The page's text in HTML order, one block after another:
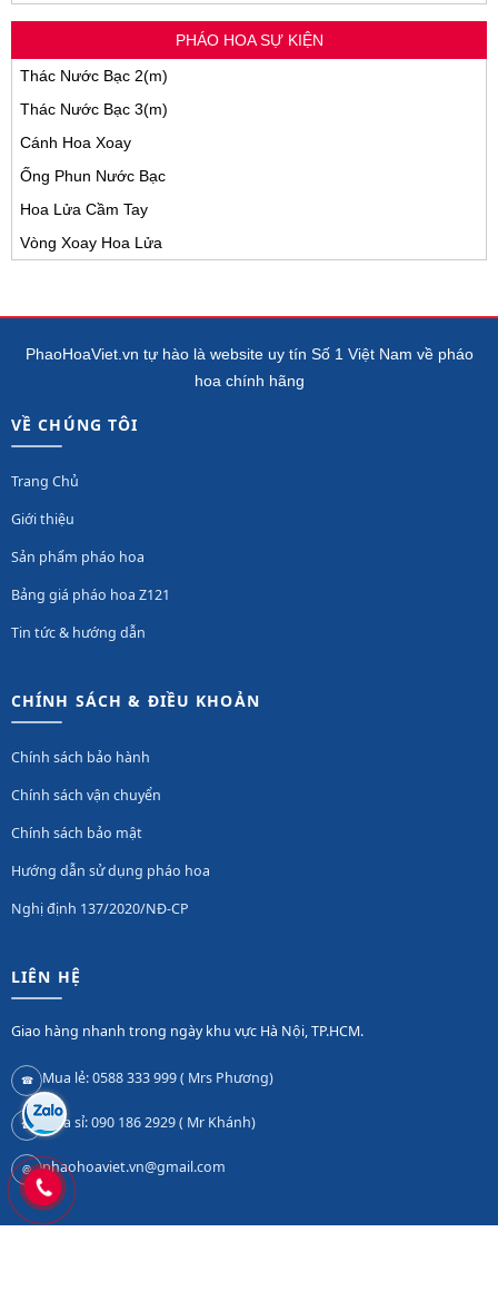
PHÁO HOA SỰ KIỆN
Thác Nước Bạc 2(m)
Thác Nước Bạc 3(m)
Cánh Hoa Xoay
Ống Phun Nước Bạc
Hoa Lửa Cầm Tay
Vòng Xoay Hoa Lửa
PhaoHoaViet.vn tự hào là website uy tín Số 1 Việt Nam về pháo
hoa chính hãng
VỀ CHÚNG TÔI
Trang Chủ
Giới thiệu
Sản phẩm pháo hoa
Bảng giá pháo hoa Z121
Tin tức & hướng dẫn
CHÍNH SÁCH & ĐIỀU KHOẢN
Chính sách bảo hành
Chính sách vận chuyển
Chính sách bảo mật
Hướng dẫn sử dụng pháo hoa
Nghị định 137/2020/NĐ-CP
LIÊN HỆ
Giao hàng nhanh trong ngày khu vực Hà Nội, TP.HCM.
☎ Mua lẻ: 0588 333 999 ( Mrs Phương)
☎ Mua sỉ: 090 186 2929 ( Mr Khánh)
@ phaohoaviet.vn@gmail.com